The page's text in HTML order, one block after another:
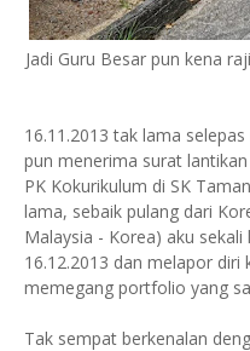
Jadi Guru Besar pun kena
16.11.2013 tak lama
pun menerima surat
PK Kokurikulum di SK
lama, sebaik pulang dari
Malaysia - Korea) aku
16.12.2013 dan melapor diri
memegang portfolio yang
Tak sempat berkenalan